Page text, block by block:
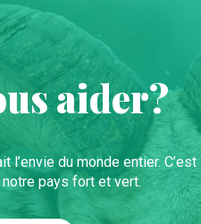
aider?
l’envie du monde entier. C’est
pays fort et vert.